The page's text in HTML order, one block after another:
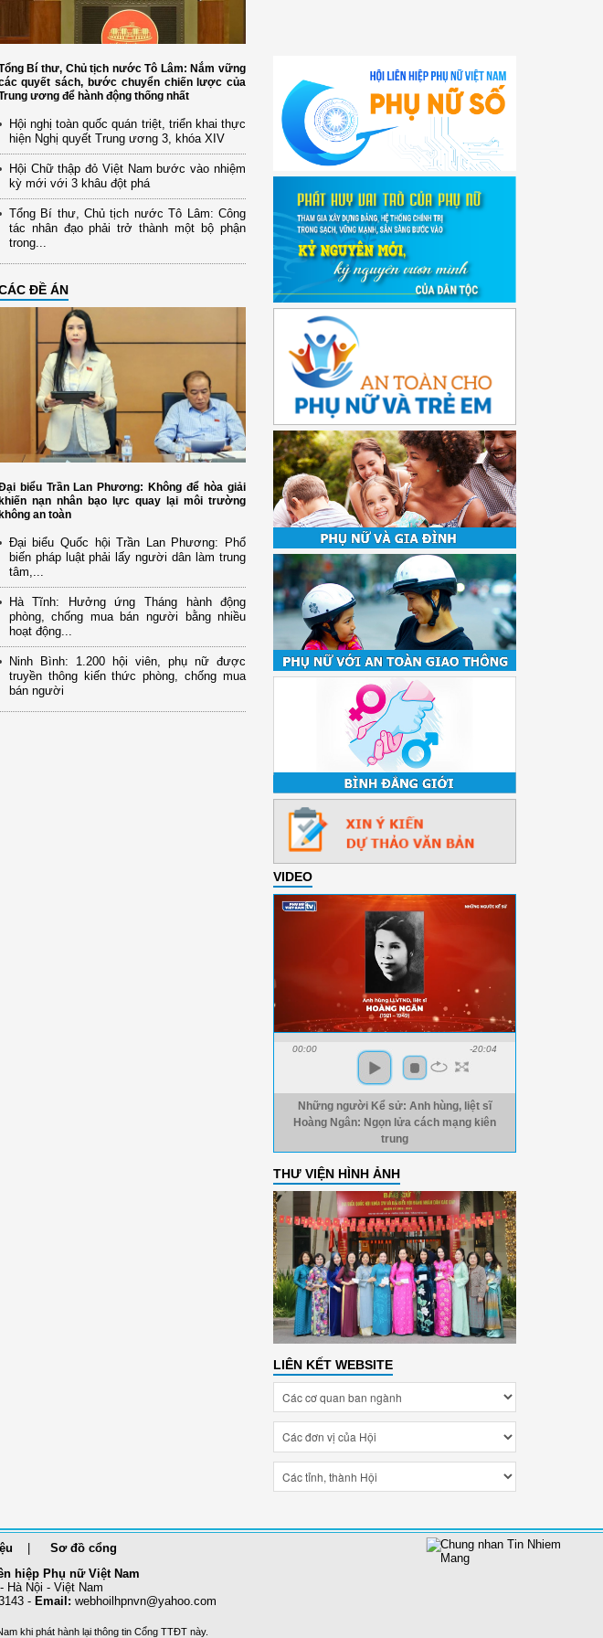
Bí thư, Chủ tịch nước Tô Lâm: Nắm vững
quyết sách, bước chuyển chiến lược của
ương để hành động thống nhất
Hội nghị toàn quốc quán triệt, triển khai thực
hiện Nghị quyết Trung ương 3, khóa XIV
Hội Chữ thập đỏ Việt Nam bước vào nhiệm
kỳ mới với 3 khâu đột phá
Tổng Bí thư, Chủ tịch nước Tô Lâm: Công
tác nhân đạo phải trở thành một bộ phận
trong...
ĐỀ ÁN
biểu Trần Lan Phương: Không để hòa giải
khiến nạn nhân bạo lực quay lại môi trường
không an toàn
Đại biểu Quốc hội Trần Lan Phương: Phổ
biến pháp luật phải lấy người dân làm trung
tâm,...
Hà Tĩnh: Hưởng ứng Tháng hành động
phòng, chống mua bán người bằng nhiều
hoạt động...
Ninh Bình: 1.200 hội viên, phụ nữ được
truyền thông kiến thức phòng, chống mua
bán người
VIDEO
00:00 -20:04
Những người Kể sử: Anh hùng, liệt sĩ
Hoàng Ngân: Ngọn lửa cách mạng kiên
trung
THƯ VIỆN HÌNH ẢNH
LIÊN KẾT WEBSITE
Sơ đồ cổng
hiệp Phụ nữ Việt Nam
Hà Nội - Việt Nam
- Email: webhoilhpnvn@yahoo.com
khi phát hành lại thông tin Cổng TTĐT này.